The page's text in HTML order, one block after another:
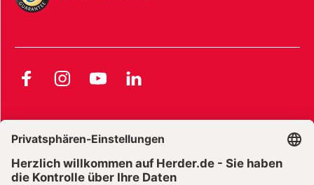
FacebookInstagramYouTubeLinkedIn
Widerrufsbelehrung E-Books
Widerrufsbelehrung Zeitschriften Datenschutz
Datenschutz Social Media Barrierefreiheit